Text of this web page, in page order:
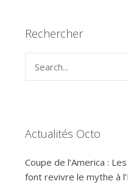
Rechercher
Actualités Octo
Coupe de l’America :
font revivre le mythe à